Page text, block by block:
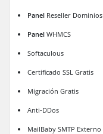
Panel Reseller Dominios
PanelWHMCS
Softaculous
Certificado SSL Gratis
Migración Gratis
Anti-DDos
MailBaby SMTP Externo